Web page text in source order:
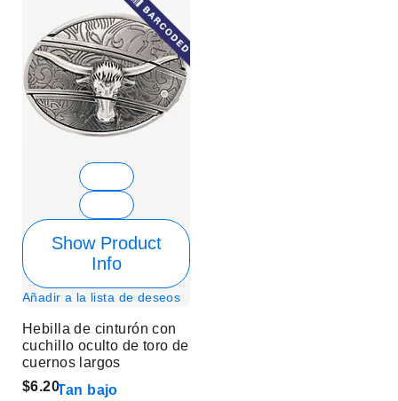
Show Product
Info
Añadir a la lista de deseos
Hebilla de cinturón con
cuchillo oculto de toro de
cuernos largos
$6.20Tan bajo